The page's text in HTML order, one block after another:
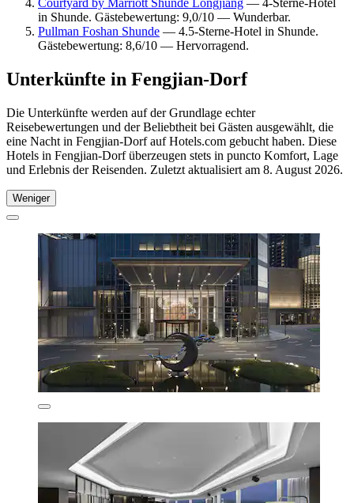
Courtyard by Marriott Shunde Longjiang — 4-Sterne-Hotel
in Shunde. Gästebewertung: 9,0/10 — Wunderbar.
Pullman Foshan Shunde — 4.5-Sterne-Hotel in Shunde.
Gästebewertung: 8,6/10 — Hervorragend.
Unterkünfte in Fengjian-Dorf
Die Unterkünfte werden auf der Grundlage echter
Reisebewertungen und der Beliebtheit bei Gästen ausgewählt, die
eine Nacht in Fengjian-Dorf auf Hotels.com gebucht haben. Diese
Hotels in Fengjian-Dorf überzeugen stets in puncto Komfort, Lage
und Erlebnis der Reisenden. Zuletzt aktualisiert am 8. August 2026.
Weniger